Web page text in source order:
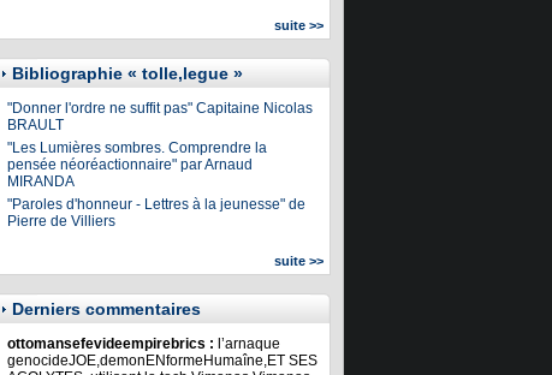
suite >>
Bibliographie « tolle,legue »
"Donner l'ordre ne suffit pas" Capitaine Nicolas
BRAULT
"Les Lumières sombres. Comprendre la
pensée néoréactionnaire" par Arnaud
MIRANDA
"Paroles d'honneur - Lettres à la jeunesse" de
Pierre de Villiers
suite >>
Derniers commentaires
ottomansefevideempirebrics : l’arnaque
genocideJOE,demonENformeHumaîne,ET SES